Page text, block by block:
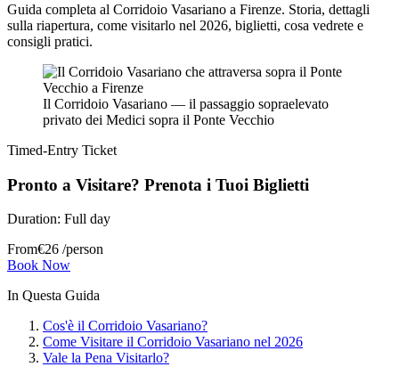
Guida completa al Corridoio Vasariano a Firenze. Storia, dettagli
sulla riapertura, come visitarlo nel 2026, biglietti, cosa vedrete e
consigli pratici.
Il Corridoio Vasariano — il passaggio sopraelevato
privato dei Medici sopra il Ponte Vecchio
Timed-Entry Ticket
Pronto a Visitare? Prenota i Tuoi Biglietti
Duration: Full day
From€26 /person
Book Now
In Questa Guida
Cos'è il Corridoio Vasariano?
Come Visitare il Corridoio Vasariano nel 2026
Vale la Pena Visitarlo?